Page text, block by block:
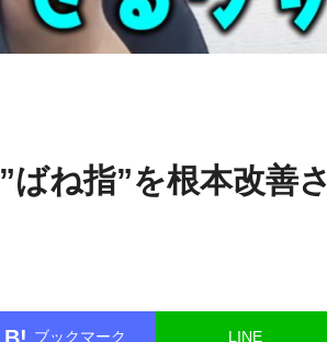
ばね指”を根本改善さ
ブックマーク LINE